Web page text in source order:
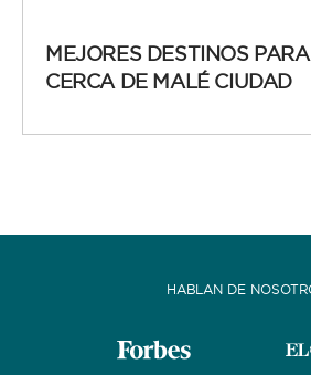
MEJORES DESTINOS
CERCA DE MALÉ CIUDAD
HABLAN DE